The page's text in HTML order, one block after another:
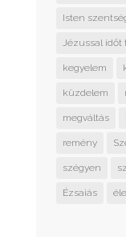
Isten
Jézussal időt
kegyelem
küzdelem
megváltás
remény
szégyen
Ézsaiás